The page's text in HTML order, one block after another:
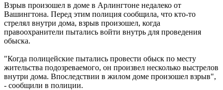
Взрыв произошел в доме в Арлингтоне недалеко от
Вашингтона. Перед этим полиция сообщила, что кто-то
стрелял внутри дома, взрыв произошел, когда
правоохранители пытались войти внутрь для проведения
обыска.
"Когда полицейские пытались провести обыск по месту
жительства подозреваемого, он произвел несколько выстрелов
внутри дома. Впоследствии в жилом доме произошел взрыв",
- сообщили в полиции.